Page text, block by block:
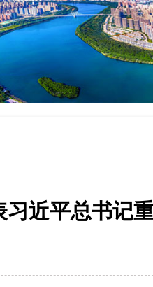
习近平总书记